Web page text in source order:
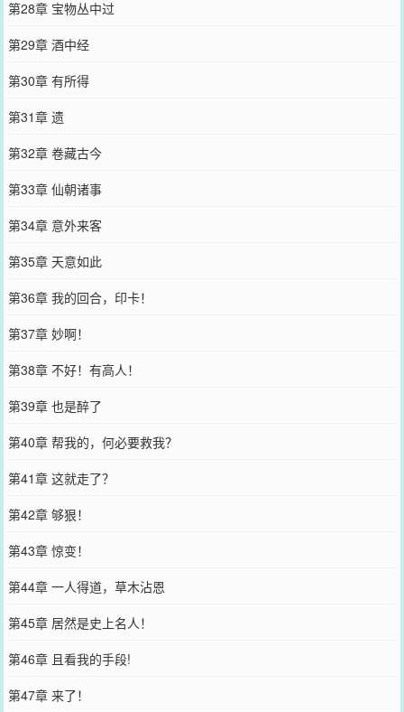
第28章 宝物丛中过
第29章 酒中经
第30章 有所得
第31章 遗
第32章 卷藏古今
第33章 仙朝诸事
第34章 意外来客
第35章 天意如此
第36章 我的回合，印卡！
第37章 妙啊！
第38章 不好！有高人！
第39章 也是醉了
第40章 帮我的，何必要救我？
第41章 这就走了？
第42章 够狠！
第43章 惊变！
第44章 一人得道，草木沾恩
第45章 居然是史上名人！
第46章 且看我的手段!
第47章 来了！